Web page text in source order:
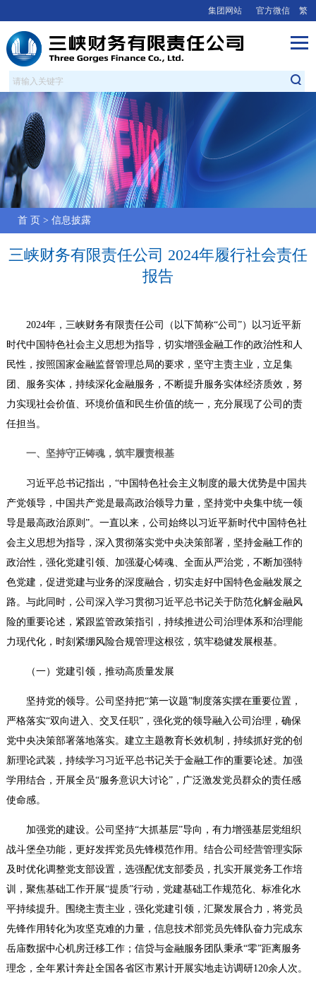
集团网站 官方微信 繁
首 页 > 信息披露
三峡财务有限责任公司 2024年履行社会责任
报告
2024年，三峡财务有限责任公司（以下简称“公司”）以习近平新
时代中国特色社会主义思想为指导，切实增强金融工作的政治性和人
民性，按照国家金融监督管理总局的要求，坚守主责主业，立足集
团、服务实体，持续深化金融服务，不断提升服务实体经济质效，努
力实现社会价值、环境价值和民生价值的统一，充分展现了公司的责
任担当。
一、坚持守正铸魂，筑牢履责根基
习近平总书记指出，“中国特色社会主义制度的最大优势是中国共
产党领导，中国共产党是最高政治领导力量，坚持党中央集中统一领
导是最高政治原则”。一直以来，公司始终以习近平新时代中国特色社
会主义思想为指导，深入贯彻落实党中央决策部署，坚持金融工作的
政治性，强化党建引领、加强凝心铸魂、全面从严治党，不断加强特
色党建，促进党建与业务的深度融合，切实走好中国特色金融发展之
路。与此同时，公司深入学习贯彻习近平总书记关于防范化解金融风
险的重要论述，紧跟监管政策指引，持续推进公司治理体系和治理能
力现代化，时刻紧绷风险合规管理这根弦，筑牢稳健发展根基。
（一）党建引领，推动高质量发展
坚持党的领导。 公司坚持把“第一议题”制度落实摆在重要位置，
严格落实“双向进入、交叉任职”，强化党的领导融入公司治理，确保
党中央决策部署落地落实。建立主题教育长效机制，持续抓好党的创
新理论武装，持续学习习近平总书记关于金融工作的重要论述。加强
学用结合，开展全员“服务意识大讨论”，广泛激发党员群众的责任感
使命感。
加强党的建设。 公司坚持“大抓基层”导向，有力增强基层党组织
战斗堡垒功能，更好发挥党员先锋模范作用。结合公司经营管理实际
及时优化调整党支部设置，选强配优支部委员，扎实开展党务工作培
训，聚焦基础工作开展“提质”行动，党建基础工作规范化、标准化水
平持续提升。围绕主责主业，强化党建引领，汇聚发展合力，将党员
先锋作用转化为攻坚克难的力量，信息技术部党员先锋队奋力完成东
岳庙数据中心机房迁移工作；信贷与金融服务团队秉承“零”距离服务
理念，全年累计奔赴全国各省区市累计开展实地走访调研120余人次。